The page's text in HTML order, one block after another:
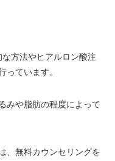
方法やヒアルロン酸注
っています。
みや脂肪の程度によって
、無料カウンセリングを